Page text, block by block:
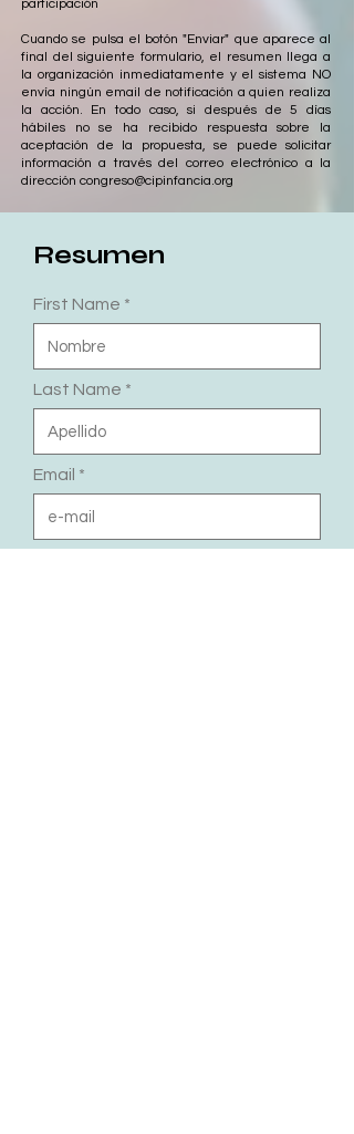
participación
Cuando se pulsa el botón "Enviar" que aparece al
final del siguiente formulario, el resumen llega a
la organización inmediatamente y el sistema NO
envía ningún email de notificación a quien realiza
la acción. En todo caso, si después de 5 días
hábiles no se ha recibido respuesta sobre la
aceptación de la propuesta, se puede solicitar
información a través del correo electrónico a la
dirección congreso@cipinfancia.org
Resumen
First Name
Last Name
Email